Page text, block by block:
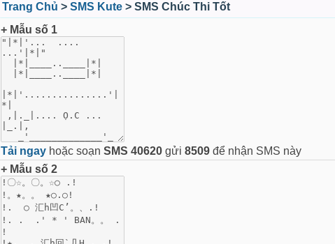
Trang Chủ > SMS Kute > SMS Chúc Thi Tốt
+ Mẫu số 1
Tải ngay hoặc soạn SMS 40620 gửi 8509 để nhận SMS này
+ Mẫu số 2